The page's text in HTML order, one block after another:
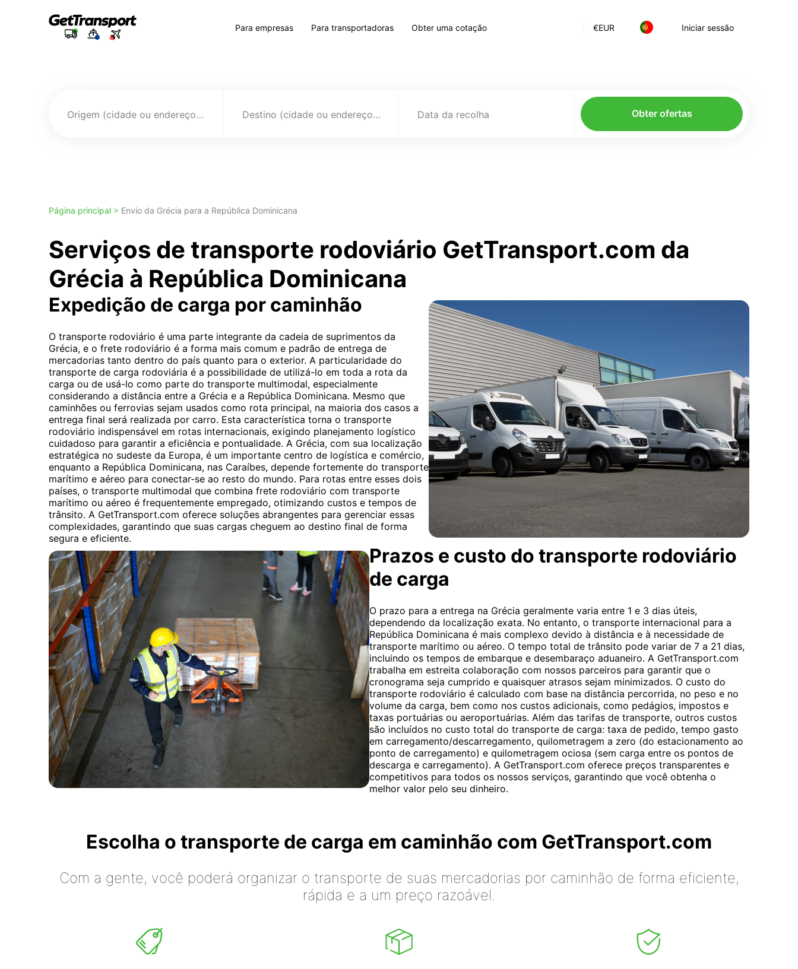
€EUR Iniciar sessão
Para empresas Para transportadoras Obter uma cotação
Origem (cidade ou endereço) Destino (cidade ou endereço) Data da recolha Obter ofertas
Página principal > Envio da Grécia para a República Dominicana
Serviços de transporte rodoviário GetTransport.com da
Grécia à República Dominicana
Expedição de carga por caminhão
O transporte rodoviário é uma parte integrante da cadeia de suprimentos da
Grécia, e o frete rodoviário é a forma mais comum e padrão de entrega de
mercadorias tanto dentro do país quanto para o exterior. A particularidade do
transporte de carga rodoviária é a possibilidade de utilizá-lo em toda a rota da
carga ou de usá-lo como parte do transporte multimodal, especialmente
considerando a distância entre a Grécia e a República Dominicana. Mesmo que
caminhões ou ferrovias sejam usados ​​como rota principal, na maioria dos casos a
entrega final será realizada por carro. Esta característica torna o transporte
rodoviário indispensável em rotas internacionais, exigindo planejamento logístico
cuidadoso para garantir a eficiência e pontualidade. A Grécia, com sua localização
estratégica no sudeste da Europa, é um importante centro de logística e comércio,
enquanto a República Dominicana, nas Caraíbes, depende fortemente do transporte
marítimo e aéreo para conectar-se ao resto do mundo. Para rotas entre esses dois
países, o transporte multimodal que combina frete rodoviário com transporte
marítimo ou aéreo é frequentemente empregado, otimizando custos e tempos de
trânsito. A GetTransport.com oferece soluções abrangentes para gerenciar essas
complexidades, garantindo que suas cargas cheguem ao destino final de forma
segura e eficiente.
Prazos e custo do transporte rodoviário
de carga
O prazo para a entrega na Grécia geralmente varia entre 1 e 3 dias úteis,
dependendo da localização exata. No entanto, o transporte internacional para a
República Dominicana é mais complexo devido à distância e à necessidade de
transporte marítimo ou aéreo. O tempo total de trânsito pode variar de 7 a 21 dias,
incluindo os tempos de embarque e desembaraço aduaneiro. A GetTransport.com
trabalha em estreita colaboração com nossos parceiros para garantir que o
cronograma seja cumprido e quaisquer atrasos sejam minimizados. O custo do
transporte rodoviário é calculado com base na distância percorrida, no peso e no
volume da carga, bem como nos custos adicionais, como pedágios, impostos e
taxas portuárias ou aeroportuárias. Além das tarifas de transporte, outros custos
são incluídos no custo total do transporte de carga: taxa de pedido, tempo gasto
em carregamento/descarregamento, quilometragem a zero (do estacionamento ao
ponto de carregamento) e quilometragem ociosa (sem carga entre os pontos de
descarga e carregamento). A GetTransport.com oferece preços transparentes e
competitivos para todos os nossos serviços, garantindo que você obtenha o
melhor valor pelo seu dinheiro.
Escolha o transporte de carga em caminhão com GetTransport.com
Com a gente, você poderá organizar o transporte de suas mercadorias por caminhão de forma eficiente,
rápida e a um preço razoável.